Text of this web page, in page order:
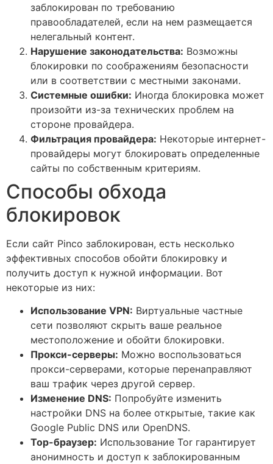
заблокирован по требованию
правообладателей, если на нем размещается
нелегальный контент.
Нарушение законодательства: Возможны
блокировки по соображениям безопасности
или в соответствии с местными законами.
Системные ошибки: Иногда блокировка может
произойти из-за технических проблем на
стороне провайдера.
Фильтрация провайдера: Некоторые интернет-
провайдеры могут блокировать определенные
сайты по собственным критериям.
Способы обхода
блокировок
Если сайт Pinco заблокирован, есть несколько
эффективных способов обойти блокировку и
получить доступ к нужной информации. Вот
некоторые из них:
Использование VPN: Виртуальные частные
сети позволяют скрыть ваше реальное
местоположение и обойти блокировки.
Прокси-серверы: Можно воспользоваться
прокси-серверами, которые перенаправляют
ваш трафик через другой сервер.
Изменение DNS: Попробуйте изменить
настройки DNS на более открытые, такие как
Google Public DNS или OpenDNS.
Тор-браузер: Использование Tor гарантирует
анонимность и доступ к заблокированным